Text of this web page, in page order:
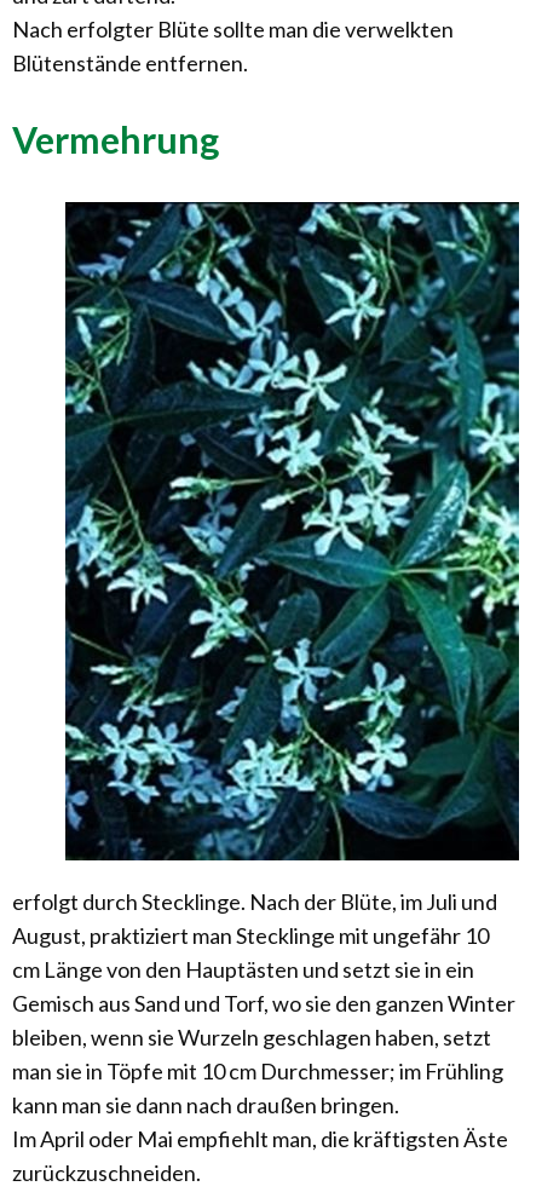
Nach erfolgter Blüte sollte man die verwelkten
Blütenstände entfernen.
Vermehrung
erfolgt durch Stecklinge. Nach der Blüte, im Juli und
August, praktiziert man Stecklinge mit ungefähr 10
cm Länge von den Hauptästen und setzt sie in ein
Gemisch aus Sand und Torf, wo sie den ganzen Winter
bleiben, wenn sie Wurzeln geschlagen haben, setzt
man sie in Töpfe mit 10 cm Durchmesser; im Frühling
kann man sie dann nach draußen bringen.
Im April oder Mai empfiehlt man, die kräftigsten Äste
zurückzuschneiden.